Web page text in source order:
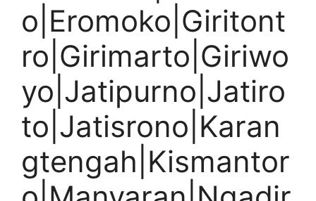
o|Eromoko|Giritont
ro|Girimarto|Giriwo
yo|Jatipurno|Jatiro
to|Jatisrono|Karan
gtengah|Kismantor